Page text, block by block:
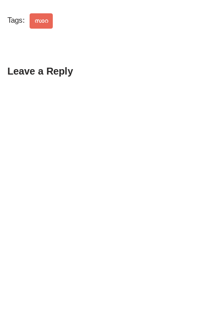
Tags: സാറ
Leave a Reply